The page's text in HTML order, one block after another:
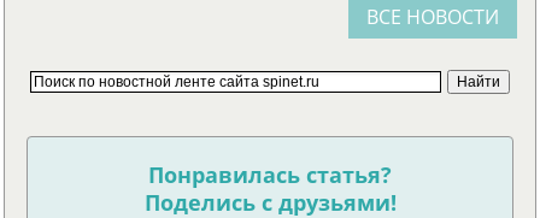
ВСЕ НОВОСТИ
Понравилась статья?
Поделись с друзьями!